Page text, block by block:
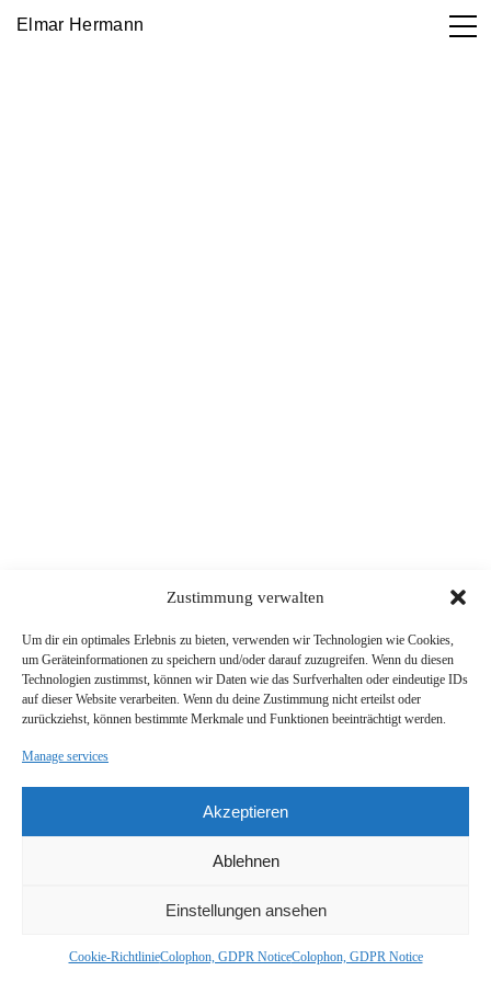
Zustimmung verwalten
Um dir ein optimales Erlebnis zu bieten, verwenden wir Technologien wie Cookies,
um Geräteinformationen zu speichern und/oder darauf zuzugreifen. Wenn du diesen
Technologien zustimmst, können wir Daten wie das Surfverhalten oder eindeutige IDs
auf dieser Website verarbeiten. Wenn du deine Zustimmung nicht erteilst oder
zurückziehst, können bestimmte Merkmale und Funktionen beeinträchtigt werden.
Manage services
Akzeptieren
Ablehnen
Einstellungen ansehen
Cookie-RichtlinieColophon, GDPR NoticeColophon, GDPR Notice
Elmar Hermann